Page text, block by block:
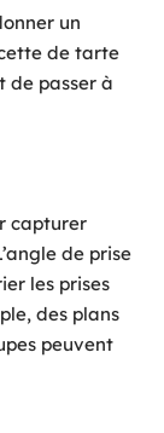
un
de tarte
de passer à
capturer
de prise
les prises
des plans
peuvent